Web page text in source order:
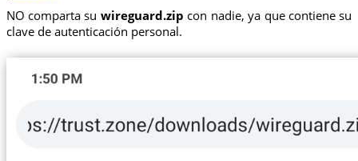
NO comparta su wireguard.zip con nadie, ya que contiene su
clave de autenticación personal.